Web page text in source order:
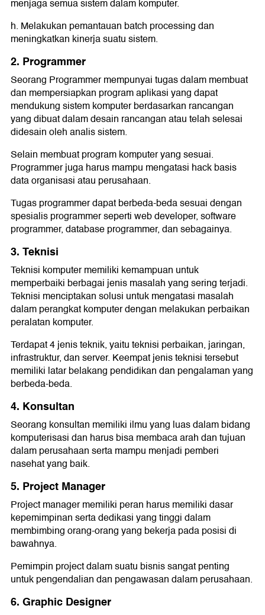
menjaga semua sistem dalam komputer.
h. Melakukan pemantauan batch processing dan
meningkatkan kinerja suatu sistem.
2. Programmer
Seorang Programmer mempunyai tugas dalam membuat
dan mempersiapkan program aplikasi yang dapat
mendukung sistem komputer berdasarkan rancangan
yang dibuat dalam desain rancangan atau telah selesai
didesain oleh analis sistem.
Selain membuat program komputer yang sesuai.
Programmer juga harus mampu mengatasi hack basis
data organisasi atau perusahaan.
Tugas programmer dapat berbeda-beda sesuai dengan
spesialis programmer seperti web developer, software
programmer, database programmer, dan sebagainya.
3. Teknisi
Teknisi komputer memiliki kemampuan untuk
memperbaiki berbagai jenis masalah yang sering terjadi.
Teknisi menciptakan solusi untuk mengatasi masalah
dalam perangkat komputer dengan melakukan perbaikan
peralatan komputer.
Terdapat 4 jenis teknik, yaitu teknisi perbaikan, jaringan,
infrastruktur, dan server. Keempat jenis teknisi tersebut
memiliki latar belakang pendidikan dan pengalaman yang
berbeda-beda.
4. Konsultan
Seorang konsultan memiliki ilmu yang luas dalam bidang
komputerisasi dan harus bisa membaca arah dan tujuan
dalam perusahaan serta mampu menjadi pemberi
nasehat yang baik.
5. Project Manager
Project manager memiliki peran harus memiliki dasar
kepemimpinan serta dedikasi yang tinggi dalam
membimbing orang-orang yang bekerja pada posisi di
bawahnya.
Pemimpin project dalam suatu bisnis sangat penting
untuk pengendalian dan pengawasan dalam perusahaan.
6. Graphic Designer